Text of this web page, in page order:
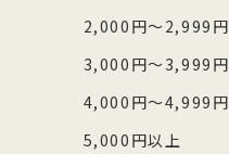
2,000円～2,999円
3,000円～3,999円
4,000円～4,999円
5,000円以上